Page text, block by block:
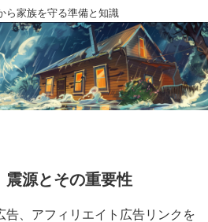
ら家族を守る準備と知識
震源とその重要性
告、アフィリエイト広告リンクを